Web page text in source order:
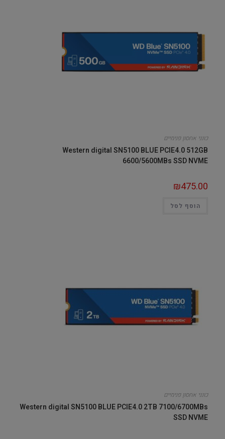
כונני אחסון פנימיים
Western digital SN5100 BLUE PCIE4.0 512GB
6600/5600MBs SSD NVME
₪475.00
הוסף לסל
כונני אחסון פנימיים
Western digital SN5100 BLUE PCIE4.0 2TB 7100/6700MBs
SSD NVME